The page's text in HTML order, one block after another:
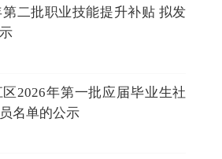
第二批职业技能提升补贴 拟发
2026年第一批应届毕业生社
名单的公示